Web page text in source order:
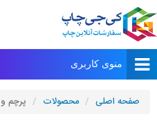
صفحه اصلی محصولات پرچم